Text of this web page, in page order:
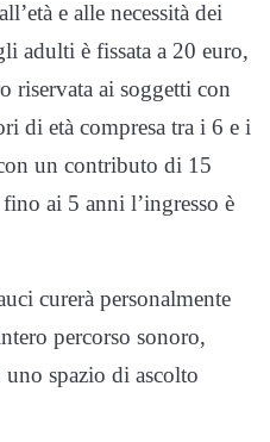
e alle necessità dei
adulti è fissata a 20 euro,
riservata ai soggetti con
di età compresa tra i 6 e i
un contributo di 15
ai 5 anni l’ingresso è
curerà personalmente
percorso sonoro,
spazio di ascolto